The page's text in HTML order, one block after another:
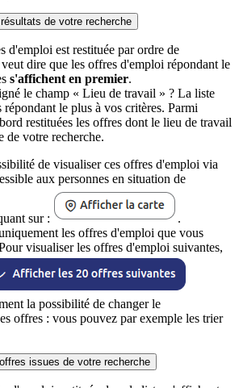
de votre recherche
d'emploi est restituée par ordre de
dire que les offres d'emploi répondant le
s'affichent en premier.
le champ « Lieu de travail » ? La liste
répondant le plus à vos critères. Parmi
restituées les offres dont le lieu de travail
de votre recherche.
de visualiser ces offres d'emploi via
aux personnes en situation de
sur :
.
les offres d'emploi que vous
visualiser les offres d'emploi suivantes,
la possibilité de changer le
offres : vous pouvez par exemple les trier
issues de votre recherche